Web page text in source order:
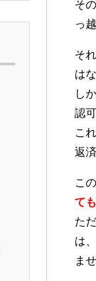
そ
っ
そ
は
し
認
こ
返
こ
て
た
は
ま